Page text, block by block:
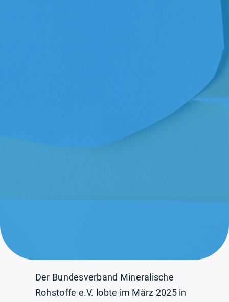
Der Bundesverband Mineralische
Rohstoffe e.V. lobte im März 2025 in